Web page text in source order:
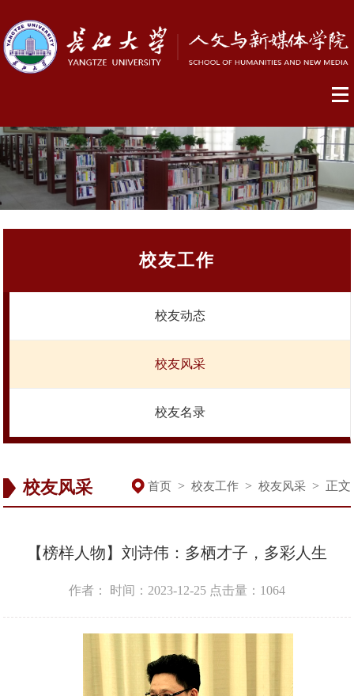
校友工作
校友动态
校友风采
校友名录
校友风采 首页 > 校友工作 > 校友风采 > 正文
【榜样人物】刘诗伟：多栖才子，多彩人生
作者： 时间：2023-12-25 点击量： 1064